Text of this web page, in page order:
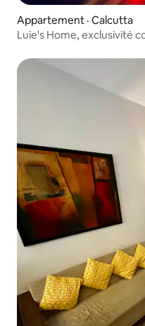
Appartement · Calcutta
Luie's Home, exclusivité